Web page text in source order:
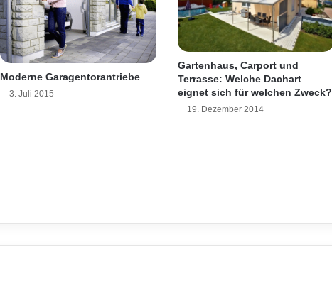
i
u
m
-
R
o
t
Moderne Garagentorantriebe
3. Juli 2015
Gartenhaus, Carport und
Terrasse: Welche Dachart
eignet sich für welchen Zweck?
19. Dezember 2014